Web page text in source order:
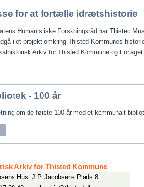
for at fortælle idrætshistorie
Humanistiske Forskningsråd har Thisted
i et projekt omkring Thisted Kommunes
Arkiv for Thisted Kommune og
- 100 år
om de første 100 år med et kommunalt
Arkiv for Thisted Kommune
Hus. J.P. Jacobsens Plads 8.